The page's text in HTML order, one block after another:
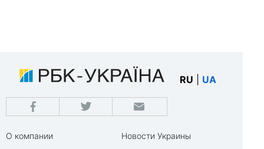
RU UA
О компании
Новости Украины